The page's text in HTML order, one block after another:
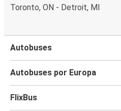
Toronto, ON - Detroit, MI
Autobuses
Autobuses por Europa
FlixBus